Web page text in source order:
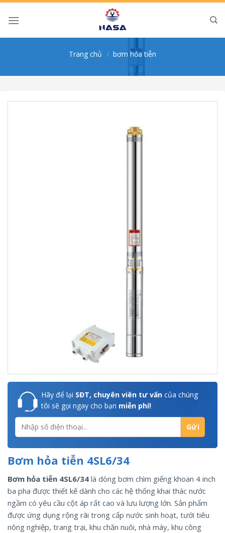
Skip
Trang chủ / bơm hỏa tiễn
Hãy để lại SĐT, chuyên viên tư vấn của chúng
tôi sẽ gọi ngay cho bạn miễn phí!
Bơm hỏa tiễn 4SL6/34
Bơm hỏa tiễn 4SL6/34 là dòng bơm chìm giếng khoan 4 inch
ba pha được thiết kế dành cho các hệ thống khai thác nước
ngầm có yêu cầu cột áp rất cao và lưu lượng lớn. Sản phẩm
được ứng dụng rộng rãi trong cấp nước sinh hoạt, tưới tiêu
nông nghiệp, trang trại, khu chăn nuôi, nhà máy, khu công